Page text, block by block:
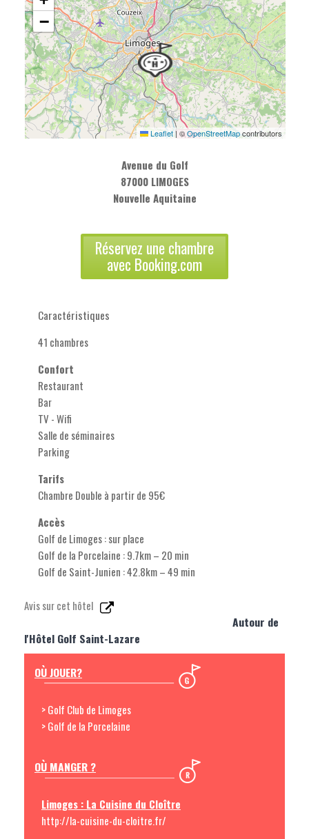
−
Leaflet| ©OpenStreetMapcontributors
Avenue du Golf
87000 LIMOGES
Nouvelle Aquitaine
Réservez une chambre
avec Booking.com
Caractéristiques
41 chambres
Confort
Restaurant
Bar
TV - Wifi
Salle de séminaires
Parking
Tarifs
Chambre Double à partir de 95€
Accès
Golf de Limoges : sur place
Golf de la Porcelaine : 9.7km – 20 min
Golf de Saint-Junien : 42.8km – 49 min
Avis sur cet hôtel
Autour de
l'Hôtel Golf Saint-Lazare
OÙ JOUER?
> Golf Club de Limoges
> Golf de la Porcelaine
OÙ MANGER ?
Limoges : La Cuisine du Cloître
http://la-cuisine-du-cloitre.fr/